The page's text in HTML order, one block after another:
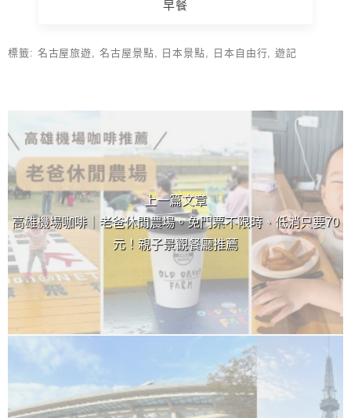
早餐
標籤: 名古屋旅遊 ,名古屋景點 日本景點 日本自由行 ,遊記
上一篇文章
高雄機場咖啡｜老爸休閒農場。免門票不限時、低消只要70
元！親子景觀餐廳推薦